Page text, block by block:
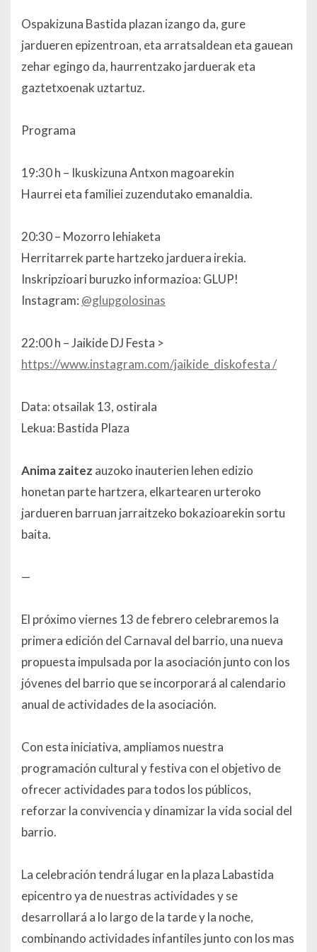
Ospakizuna Bastida plazan izango da, gure
jardueren epizentroan, eta arratsaldean eta gauean
zehar egingo da, haurrentzako jarduerak eta
gaztetxoenak uztartuz.
Programa
19:30 h – Ikuskizuna Antxon magoarekin
Haurrei eta familiei zuzendutako emanaldia.
20:30 – Mozorro lehiaketa
Herritarrek parte hartzeko jarduera irekia.
Inskripzioari buruzko informazioa: GLUP!
Instagram: @glupgolosinas
22:00 h – Jaikide DJ Festa >
https://www.instagram.com/jaikide_diskofesta /
Data: otsailak 13, ostirala
Lekua: Bastida Plaza
Anima zaitez auzoko inauterien lehen edizio
honetan parte hartzera, elkartearen urteroko
jardueren barruan jarraitzeko bokazioarekin sortu
baita.
—
El próximo viernes 13 de febrero celebraremos la
primera edición del Carnaval del barrio, una nueva
propuesta impulsada por la asociación junto con los
jóvenes del barrio que se incorporará al calendario
anual de actividades de la asociación.
Con esta iniciativa, ampliamos nuestra
programación cultural y festiva con el objetivo de
ofrecer actividades para todos los públicos,
reforzar la convivencia y dinamizar la vida social del
barrio.
La celebración tendrá lugar en la plaza Labastida
epicentro ya de nuestras actividades y se
desarrollará a lo largo de la tarde y la noche,
combinando actividades infantiles junto con los mas